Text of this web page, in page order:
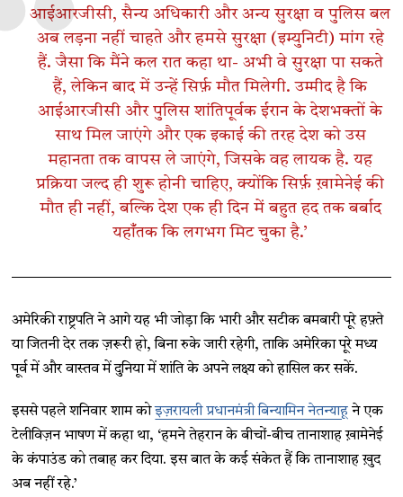
आईआरजीसी, सैन्य अधिकारी और अन्य सुरक्षा व पुलिस बल
अब लड़ना नहीं चाहते और हमसे सुरक्षा (इम्युनिटी) मांग रहे
हैं. जैसा कि मैंने कल रात कहा था- अभी वे सुरक्षा पा सकते
हैं, लेकिन बाद में उन्हें सिर्फ़ मौत मिलेगी. उम्मीद है कि
आईआरजीसी और पुलिस शांतिपूर्वक ईरान के देशभक्तों के
साथ मिल जाएंगे और एक इकाई की तरह देश को उस
महानता तक वापस ले जाएंगे, जिसके वह लायक है. यह
प्रक्रिया जल्द ही शुरू होनी चाहिए, क्योंकि सिर्फ़ ख़ामेनेई की
मौत ही नहीं, बल्कि देश एक ही दिन में बहुत हद तक बर्बाद
यहाँंतक कि लगभग मिट चुका है.’
अमेरिकी राष्ट्रपति ने आगे यह भी जोड़ा कि भारी और सटीक बमबारी पूरे हफ़्ते
या जितनी देर तक ज़रूरी हो, बिना रुके जारी रहेगी, ताकि अमेरिका पूरे मध्य
पूर्व में और वास्तव में दुनिया में शांति के अपने लक्ष्य को हासिल कर सकें.
इससे पहले शनिवार शाम कोइज़रायली प्रधानमंत्री बिन्यामिन नेतन्याहू ने एक
टेलीविज़न भाषण में कहा था, ‘हमने तेहरान के बीचों-बीच तानाशाह ख़ामेनेई
के कंपाउंड को तबाह कर दिया. इस बात के कई संकेत हैं कि तानाशाह ख़ुद
अब नहीं रहे.’